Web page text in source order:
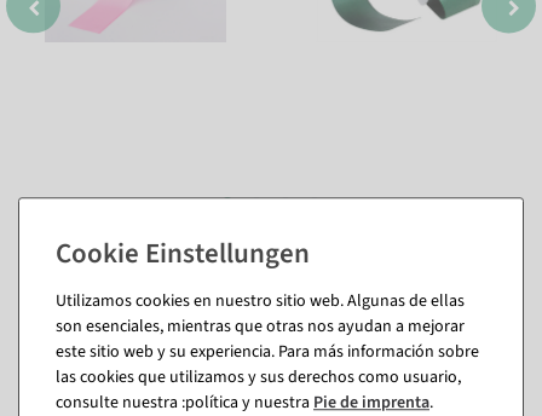
También te puede gustar (8)
Utilizamos cookies en nuestro sitio web. Algunas de ellas
son esenciales, mientras que otras nos ayudan a mejorar
este sitio web y su experiencia. Para más información sobre
las cookies que utilizamos y sus derechos como usuario,
consulte nuestra :política y nuestra Pie de imprenta.